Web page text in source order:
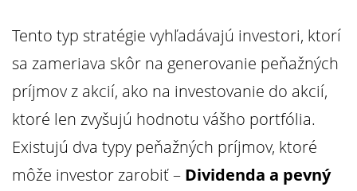
Tento typ stratégie vyhľadávajú investori, ktorí
sa zameriava skôr na generovanie peňažných
príjmov z akcií, ako na investovanie do akcií,
ktoré len zvyšujú hodnotu vášho portfólia.
Existujú dva typy peňažných príjmov, ktoré
môže investor zarobiť – Dividenda a pevný